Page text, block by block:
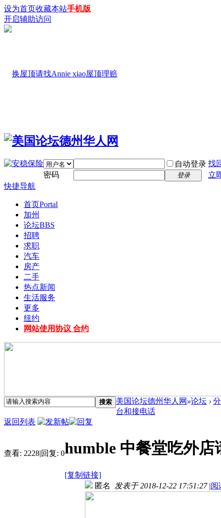
设为首页收藏本站手机版
开启辅助访问
自动登录 找
密码
登录
立
快捷导航
首页Portal
加州
论坛BBS
招聘
求职
汽车
房产
二手
热点新闻
生活服务
更多
纽约
网站使用协议 合约
搜索 美国论坛德州华人网 »论坛 ›
台和接电话
返回列表
查看: 2228|回复: 0humble 中餐堂吃外
[复制链接]
匿名 发表于 2018-12-22 17:51:27 |阅